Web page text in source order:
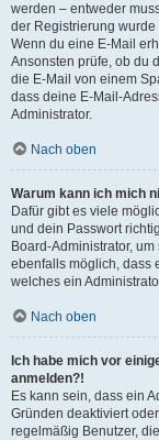
werden – entweder
der Registrierung
Wenn du eine E-Mail
Ansonsten prüfe, ob du
die E-Mail von einem
dass deine E-Mail-
Administrator.
Nach oben
Warum kann ich mich
Dafür gibt es viele
und dein Passwort
Board-Administrator,
ebenfalls möglich, dass
welches ein
Nach oben
Ich habe mich vor
anmelden?!
Es kann sein, dass ein
Gründen deaktiviert
regelmäßig Benutzer,